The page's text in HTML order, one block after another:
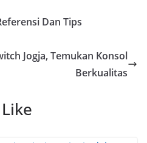
Dan Tips
Jogja, Temukan Konsol
Berkualitas